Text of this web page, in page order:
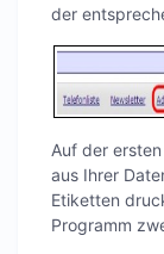
der
Auf der
aus Ihrer
Etiketten
Programm